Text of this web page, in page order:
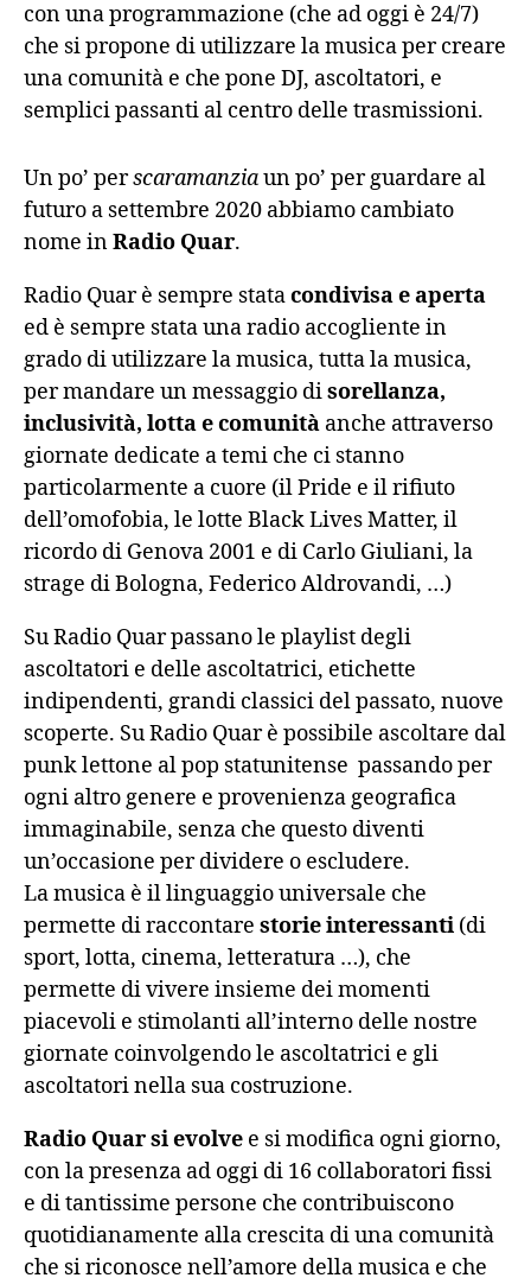
con una programmazione (che ad oggi è 24/7)
che si propone di utilizzare la musica per creare
una comunità e che pone DJ, ascoltatori, e
semplici passanti al centro delle trasmissioni.
Un po’ perscaramanziaun po’ per guardare al
futuro a settembre 2020 abbiamo cambiato
nome inRadio Quar.
Radio Quar è sempre statacondivisa e aperta
ed è sempre stata una radio accogliente in
grado di utilizzare la musica, tutta la musica,
per mandare un messaggio disorellanza,
inclusività, lotta e comunità anche attraverso
giornate dedicate a temi che ci stanno
particolarmente a cuore (il Pride e il rifiuto
dell’omofobia, le lotte Black Lives Matter, il
ricordo di Genova 2001 e di Carlo Giuliani, la
strage di Bologna, Federico Aldrovandi, …)
Su Radio Quar passano le playlist degli
ascoltatori e delle ascoltatrici, etichette
indipendenti, grandi classici del passato, nuove
scoperte. Su Radio Quar è possibile ascoltare dal
punk lettone al pop statunitense passando per
ogni altro genere e provenienza geografica
immaginabile, senza che questo diventi
un’occasione per dividere o escludere.
La musica è il linguaggio universale che
permette di raccontare storie interessanti (di
sport, lotta, cinema, letteratura …), che
permette di vivere insieme dei momenti
piacevoli e stimolanti all’interno delle nostre
giornate coinvolgendo le ascoltatrici e gli
ascoltatori nella sua costruzione.
Radio Quar si evolve e si modifica ogni giorno,
con la presenza ad oggi di 16 collaboratori fissi
e di tantissime persone che contribuiscono
quotidianamente alla crescita di una comunità
che si riconosce nell’amore della musica e che